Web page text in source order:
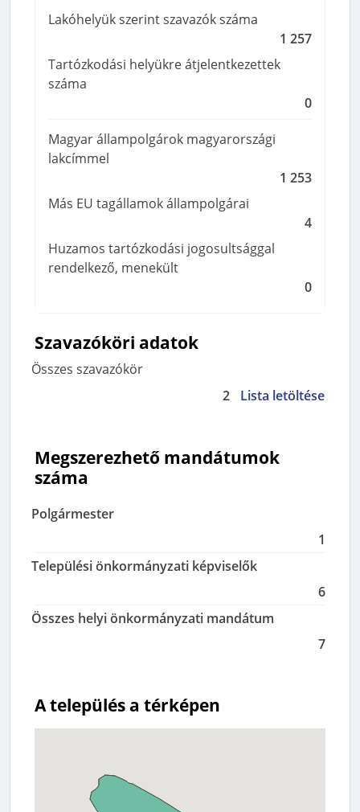
Lakóhelyük szerint szavazók száma
1 257
Tartózkodási helyükre átjelentkezettek
száma
0
Magyar állampolgárok magyarországi
lakcímmel
1 253
Más EU tagállamok állampolgárai
4
Huzamos tartózkodási jogosultsággal
rendelkező, menekült
0
Szavazóköri adatok
Összes szavazókör
2
Lista letöltése
Megszerezhető mandátumok
száma
Polgármester
1
Települési önkormányzati képviselők
6
Összes helyi önkormányzati mandátum
7
A település a térképen